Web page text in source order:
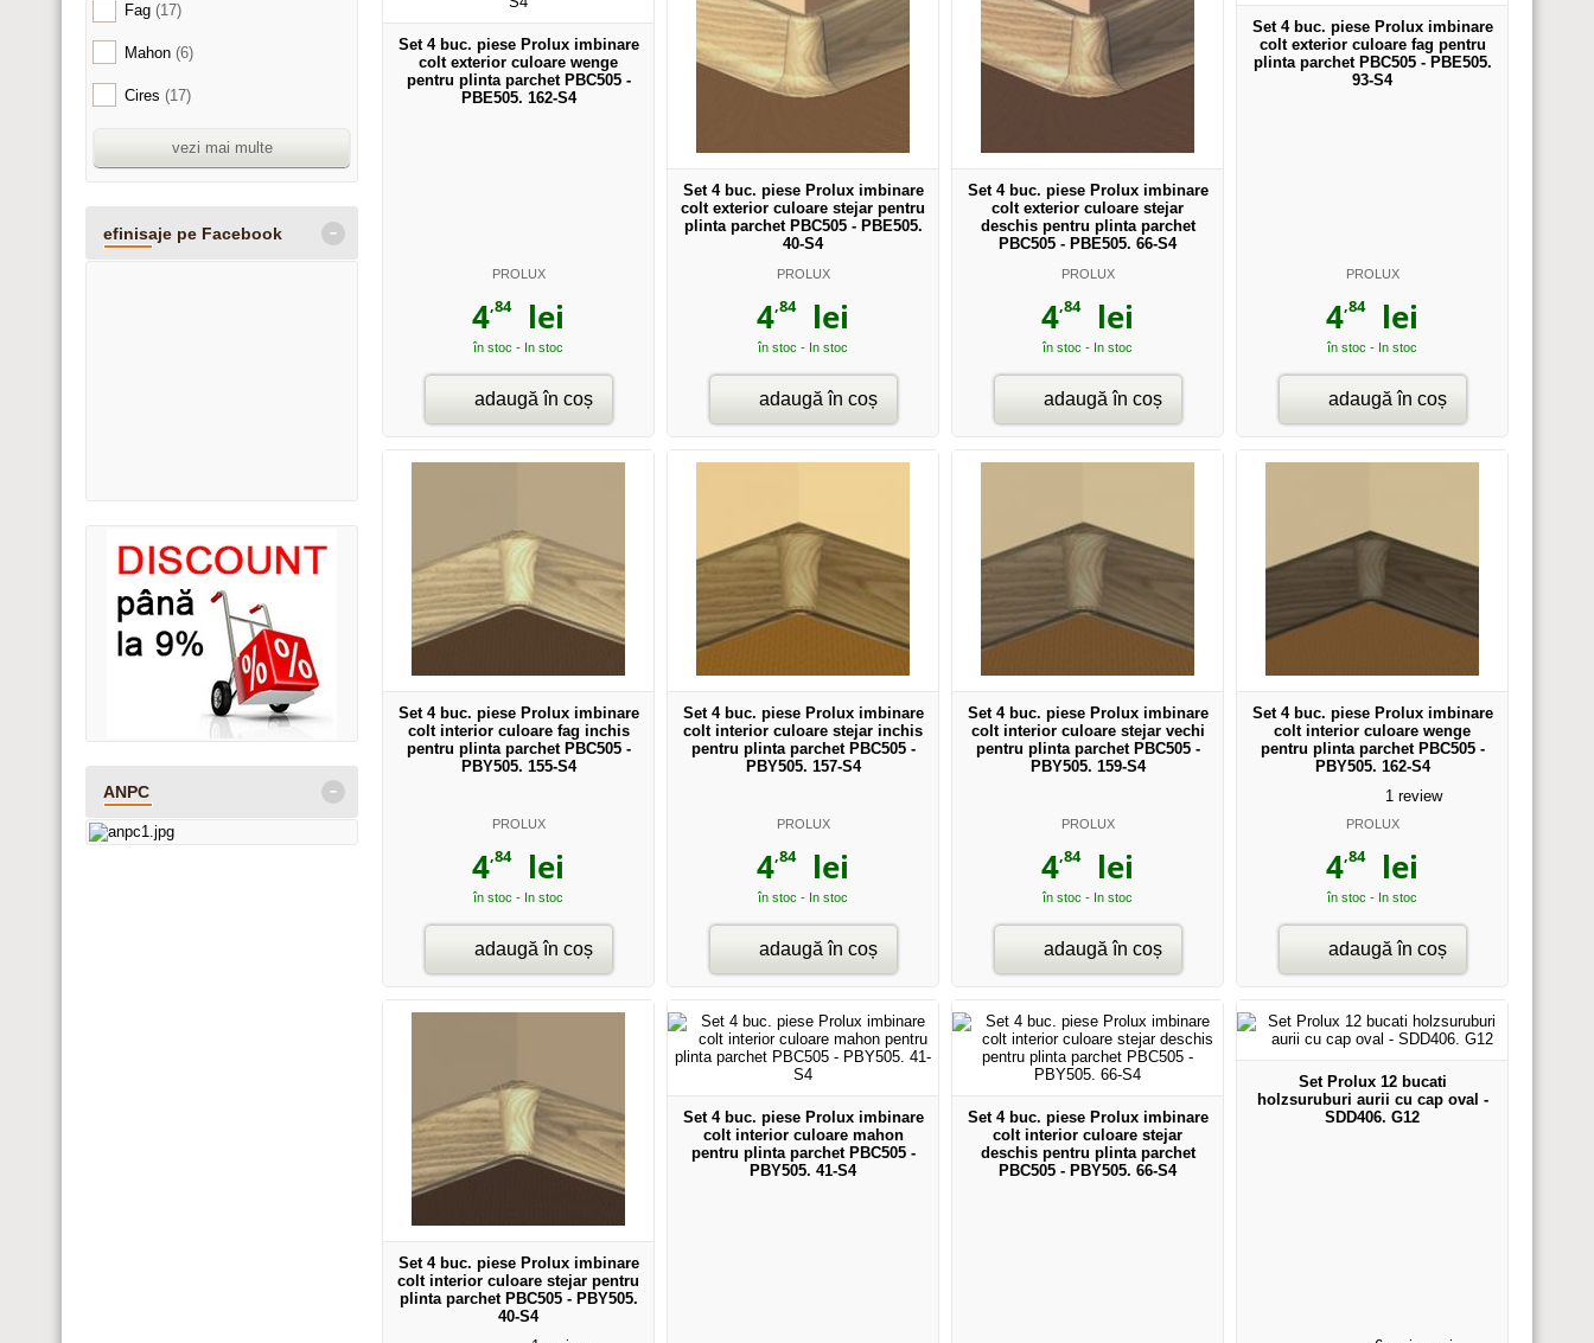
Set 4 buc. piese Prolux imbinare
colt exterior culoare wenge
pentru plinta parchet PBC505 -
PBE505. 162-S4
PROLUX
4,84lei
în stoc - In stoc
adaugă în coș
Set 4 buc. piese Prolux imbinare
colt exterior culoare stejar pentru
plinta parchet PBC505 - PBE505.
40-S4
PROLUX
4,84lei
în stoc - In stoc
adaugă în coș
Set 4 buc. piese Prolux imbinare
colt exterior culoare stejar
deschis pentru plinta parchet
PBC505 - PBE505. 66-S4
PROLUX
4,84lei
în stoc - In stoc
adaugă în coș
Set 4 buc. piese Prolux imbinare
colt exterior culoare fag pentru
plinta parchet PBC505 - PBE505.
93-S4
PROLUX
4,84lei
în stoc - In stoc
adaugă în coș
Set 4 buc. piese Prolux imbinare
colt interior culoare fag inchis
pentru plinta parchet PBC505 -
PBY505. 155-S4
PROLUX
4,84lei
în stoc - In stoc
adaugă în coș
Set 4 buc. piese Prolux imbinare
colt interior culoare stejar inchis
pentru plinta parchet PBC505 -
PBY505. 157-S4
PROLUX
4,84lei
în stoc - In stoc
adaugă în coș
Set 4 buc. piese Prolux imbinare
colt interior culoare stejar vechi
pentru plinta parchet PBC505 -
PBY505. 159-S4
PROLUX
4,84lei
în stoc - In stoc
adaugă în coș
Set 4 buc. piese Prolux imbinare
colt interior culoare wenge
pentru plinta parchet PBC505 -
PBY505. 162-S4
1 review
PROLUX
4,84lei
în stoc - In stoc
adaugă în coș
Set 4 buc. piese Prolux imbinare
colt interior culoare stejar pentru
plinta parchet PBC505 - PBY505.
40-S4
Set 4 buc. piese Prolux imbinare
colt interior culoare mahon
pentru plinta parchet PBC505 -
PBY505. 41-S4
Set 4 buc. piese Prolux imbinare
colt interior culoare stejar
deschis pentru plinta parchet
PBC505 - PBY505. 66-S4
Set Prolux 12 bucati
holzsuruburi aurii cu cap oval -
SDD406. G12
Fag (17)
Mahon (6)
Cires (17)
vezi mai multe
efinisaje pe Facebook -
ANPC -